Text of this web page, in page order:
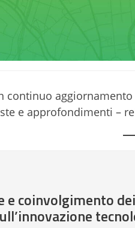
continuo
e approfondimenti –
e coinvolgimento